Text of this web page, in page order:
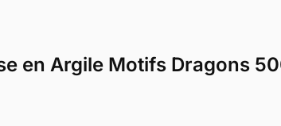
en Argile Motifs Dragons